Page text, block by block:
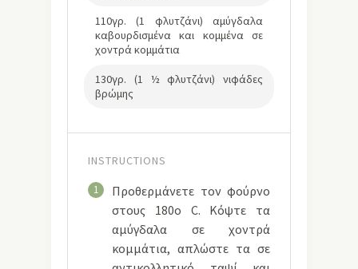
110γρ. (1 φλυτζάνι) αμύγδαλα
καβουρδισμένα και κομμένα σε
χοντρά κομμάτια
130γρ. (1 ½ φλυτζάνι) νιφάδες
βρώμης
INSTRUCTIONS
1
Προθερμάνετε τον φούρνο
στους 180ο C. Κόψτε τα
αμύγδαλα σε χοντρά
κομμάτια, απλώστε τα σε